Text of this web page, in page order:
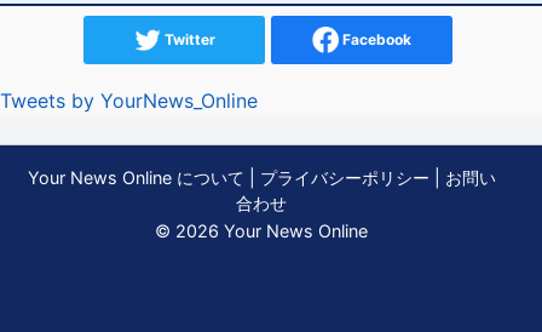
Twitter Facebook
Tweets by YourNews_Online
Your News Online について プライバシーポリシー
お問い
合わせ
© 2026 Your News Online